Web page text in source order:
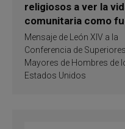
religiosos a ver la
comunitaria como
de inspiración y
santificación
Mensaje de León XIV a la
Conferencia de Superiores
Mayores de Hombres de
Estados Unidos